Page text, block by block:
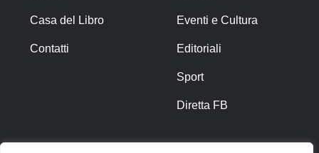
Casa del Libro
Contatti
Eventi e Cultura
Editoriali
Sport
Diretta FB